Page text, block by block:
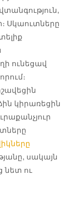
Սկաուտները
ունեցավ
կիրառեցին
սակայն
նետ ու